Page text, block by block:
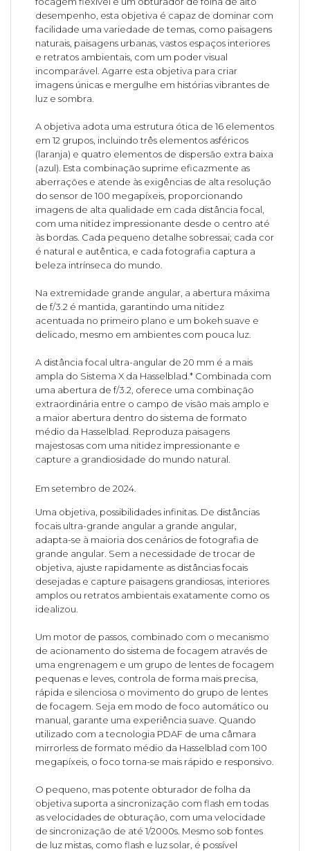
desempenho, esta objetiva é capaz de dominar com
facilidade uma variedade de temas, como paisagens
naturais, paisagens urbanas, vastos espaços interiores
e retratos ambientais, com um poder visual
incomparável. Agarre esta objetiva para criar
imagens únicas e mergulhe em histórias vibrantes de
luz e sombra.
A objetiva adota uma estrutura ótica de 16 elementos
em 12 grupos, incluindo três elementos asféricos
(laranja) e quatro elementos de dispersão extra baixa
(azul). Esta combinação suprime eficazmente as
aberrações e atende às exigências de alta resolução
do sensor de 100 megapíxeis, proporcionando
imagens de alta qualidade em cada distância focal,
com uma nitidez impressionante desde o centro até
às bordas. Cada pequeno detalhe sobressai; cada cor
é natural e autêntica, e cada fotografia captura a
beleza intrínseca do mundo.
Na extremidade grande angular, a abertura máxima
de f/3.2 é mantida, garantindo uma nitidez
acentuada no primeiro plano e um bokeh suave e
delicado, mesmo em ambientes com pouca luz.
A distância focal ultra-angular de 20 mm é a mais
ampla do Sistema X da Hasselblad.* Combinada com
uma abertura de f/3.2, oferece uma combinação
extraordinária entre o campo de visão mais amplo e
a maior abertura dentro do sistema de formato
médio da Hasselblad. Reproduza paisagens
majestosas com uma nitidez impressionante e
capture a grandiosidade do mundo natural.
Em setembro de 2024.
Uma objetiva, possibilidades infinitas. De distâncias
focais ultra-grande angular a grande angular,
adapta-se à maioria dos cenários de fotografia de
grande angular. Sem a necessidade de trocar de
objetiva, ajuste rapidamente as distâncias focais
desejadas e capture paisagens grandiosas, interiores
amplos ou retratos ambientais exatamente como os
idealizou.
Um motor de passos, combinado com o mecanismo
de acionamento do sistema de focagem através de
uma engrenagem e um grupo de lentes de focagem
pequenas e leves, controla de forma mais precisa,
rápida e silenciosa o movimento do grupo de lentes
de focagem. Seja em modo de foco automático ou
manual, garante uma experiência suave. Quando
utilizado com a tecnologia PDAF de uma câmara
mirrorless de formato médio da Hasselblad com 100
megapíxeis, o foco torna-se mais rápido e responsivo.
O pequeno, mas potente obturador de folha da
objetiva suporta a sincronização com flash em todas
as velocidades de obturação, com uma velocidade
de sincronização de até 1/2000s. Mesmo sob fontes
de luz mistas, como flash e luz solar, é possível